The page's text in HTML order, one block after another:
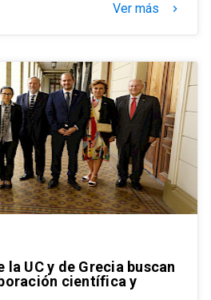
Ver más keyboard_arrow_right
UC y de Grecia buscan
científica y